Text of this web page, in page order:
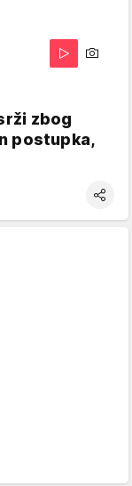
zbog
postupka,